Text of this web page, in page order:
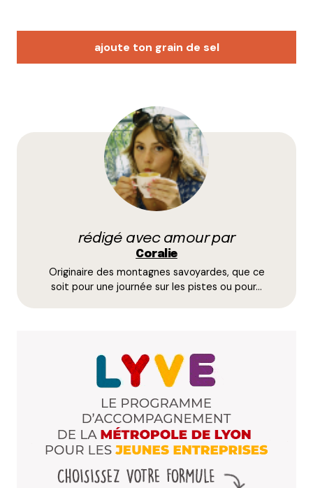
ajoute ton grain de sel
Votre adresse e-mail ne sera pas publiée.
champs obligatoires sont indiqués avec
E-mail*
navigateur pour mon prochain commentaire.
Prévenez-moi de tous les nouveaux commentaires
rédigé avec amour par
Coralie
Originaire des montagnes savoyardes, que ce
soit pour une journée sur les pistes ou pour…